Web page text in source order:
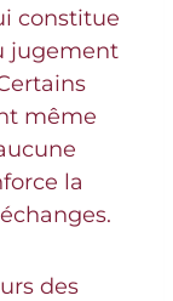
constitue
jugement
même
la
des